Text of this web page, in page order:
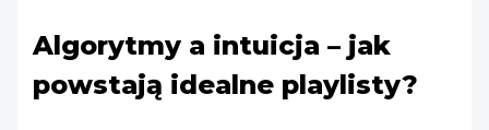
Algorytmy a intuicja – jak
powstają idealne playlisty?